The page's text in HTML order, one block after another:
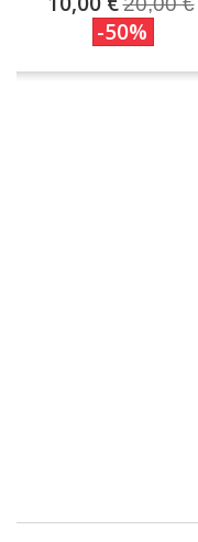
-50%